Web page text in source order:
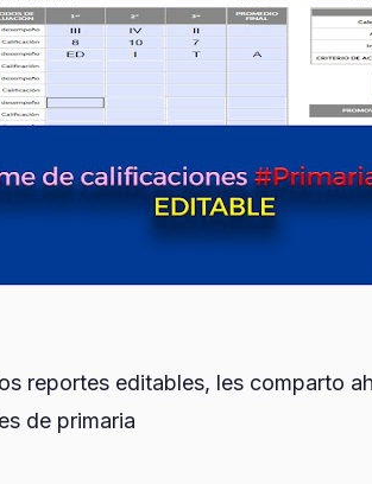
reportes editables, les comparto
de primaria